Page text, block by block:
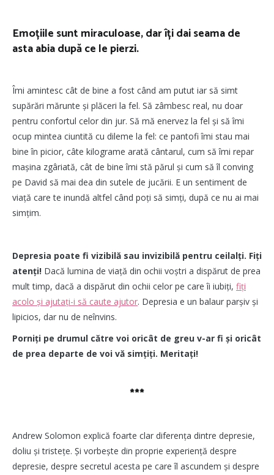
Emoțiile sunt miraculoase, dar îți dai seama de
asta abia după ce le pierzi.
Îmi amintesc cât de bine a fost când am putut iar să simt
supărări mărunte și plăceri la fel. Să zâmbesc real, nu doar
pentru confortul celor din jur. Să mă enervez la fel și să îmi
ocup mintea ciuntită cu dileme la fel: ce pantofi îmi stau mai
bine în picior, câte kilograme arată cântarul, cum să îmi repar
mașina zgâriată, cât de bine îmi stă părul și cum să îl conving
pe David să mai dea din sutele de jucării. E un sentiment de
viață care te inundă altfel când poți să simți, după ce nu ai mai
simțim.
Depresia poate fi vizibilă sau invizibilă pentru ceilalți. Fiți
atenți! Dacă lumina de viață din ochii voștri a dispărut de prea
mult timp, dacă a dispărut din ochii celor pe care îi iubiți, fiți
acolo și ajutați-i să caute ajutor. Depresia e un balaur parșiv și
lipicios, dar nu de neînvins.
Porniți pe drumul către voi oricât de greu v-ar fi și oricât
de prea departe de voi vă simțiți. Meritați!
***
Andrew Solomon explică foarte clar diferența dintre depresie,
doliu și tristețe. Și vorbește din proprie experiență despre
depresie, despre secretul acesta pe care îl ascundem și despre